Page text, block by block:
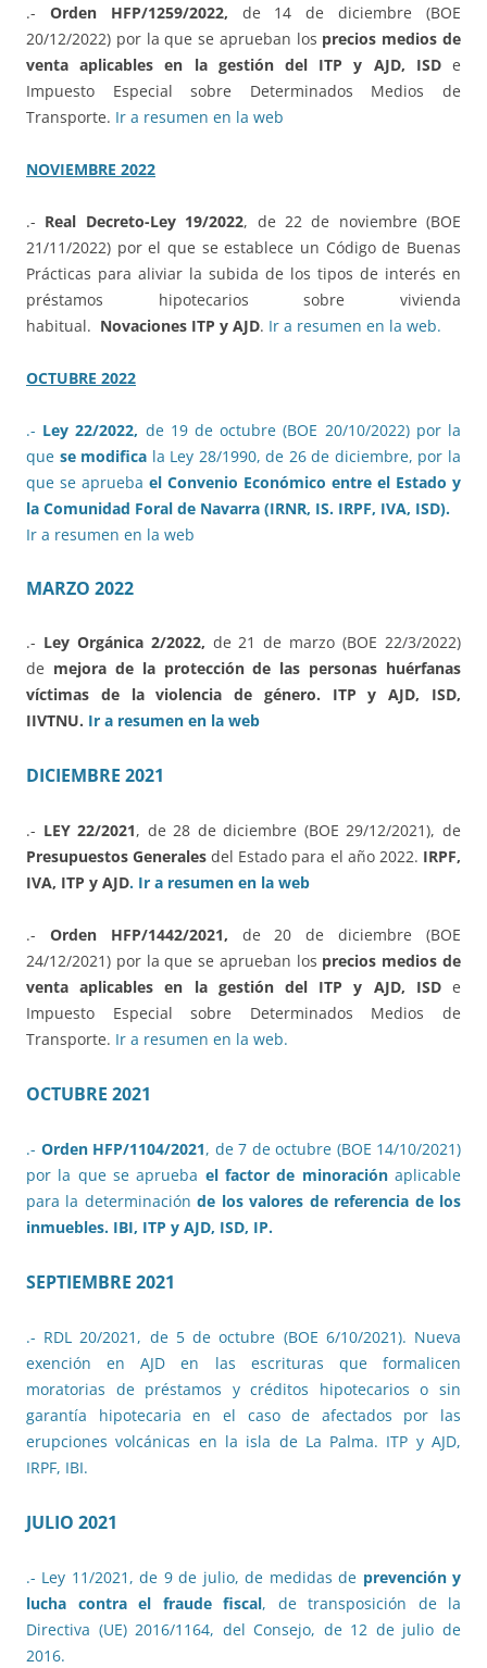
.- Orden HFP/1259/2022, de 14 de diciembre (BOE
20/12/2022) por la que se aprueban los precios medios de
venta aplicables en la gestión del ITP y AJD, ISDe
Impuesto Especial sobre Determinados Medios de
Transporte. Ir a resumen en la web
NOVIEMBRE 2022
.- Real Decreto-Ley 19/2022, de 22 de noviembre (BOE
21/11/2022) por el que se establece un Código de Buenas
Prácticas para aliviar la subida de los tipos de interés en
préstamos hipotecarios sobre vivienda
habitual. Novaciones ITP y AJD. Ir a resumen en la web.
OCTUBRE 2022
.- Ley 22/2022, de 19 de octubre (BOE 20/10/2022) por la
que se modifica la Ley 28/1990, de 26 de diciembre, por la
que se aprueba el Convenio Económico entre el Estado y
la Comunidad Foral de Navarra (IRNR, IS. IRPF, IVA, ISD).
Ir a resumen en la web
MARZO 2022
.- Ley Orgánica 2/2022, de 21 de marzo (BOE 22/3/2022)
de mejora de la protección de las personas huérfanas
víctimas de la violencia de género. ITP y AJD, ISD,
IIVTNU. Ir a resumen en la web
DICIEMBRE 2021
.- LEY 22/2021, de 28 de diciembre (BOE 29/12/2021), de
Presupuestos Generales del Estado para el año 2022. IRPF,
IVA, ITP y AJD. Ir a resumen en la web
.- Orden HFP/1442/2021, de 20 de diciembre (BOE
24/12/2021) por la que se aprueban los precios medios de
venta aplicables en la gestión del ITP y AJD, ISDe
Impuesto Especial sobre Determinados Medios de
Transporte. Ir a resumen en la web.
OCTUBRE 2021
.- Orden HFP/1104/2021, de 7 de octubre (BOE 14/10/2021)
por la que se aprueba el factor de minoraciónaplicable
para la determinaciónde los valores de referencia de los
inmuebles. IBI, ITP y AJD, ISD, IP.
SEPTIEMBRE 2021
.- RDL 20/2021, de 5 de octubre (BOE 6/10/2021). Nueva
exención en AJD en las escrituras que formalicen
moratorias de préstamos y créditos hipotecarios o sin
garantía hipotecaria en el caso de afectados por las
erupciones volcánicas en la isla de La Palma. ITP y AJD,
IRPF, IBI.
JULIO 2021
.- Ley 11/2021, de 9 de julio, de medidas de prevención y
lucha contra el fraude fiscal, de transposición de la
Directiva (UE) 2016/1164, del Consejo, de 12 de julio de
2016.